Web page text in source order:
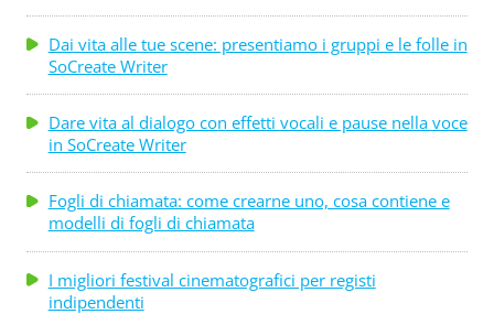
Dai vita alle tue scene: presentiamo i gruppi e le folle in
SoCreate Writer
Dare vita al dialogo con effetti vocali e pause nella voce
in SoCreate Writer
Fogli di chiamata: come crearne uno, cosa contiene e
modelli di fogli di chiamata
I migliori festival cinematografici per registi
indipendenti